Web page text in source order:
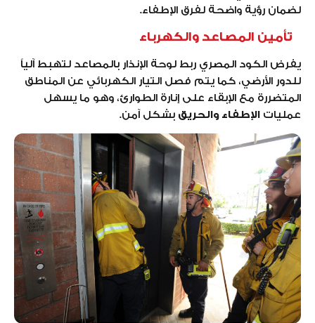
لضمان رؤية واضحة لفرق الإطفاء.
تأمين المصاعد والكهرباء
يفرض الكود المصري ربط لوحة الإنذار بالمصاعد لتهبط آلياً
للدور الأرضي، كما يتم فصل التيار الكهربائي عن المناطق
المتضررة مع الإبقاء على إنارة الطوارئ، وهو ما يسهل
عمليات الإطفاء والحريق بشكل آمن.